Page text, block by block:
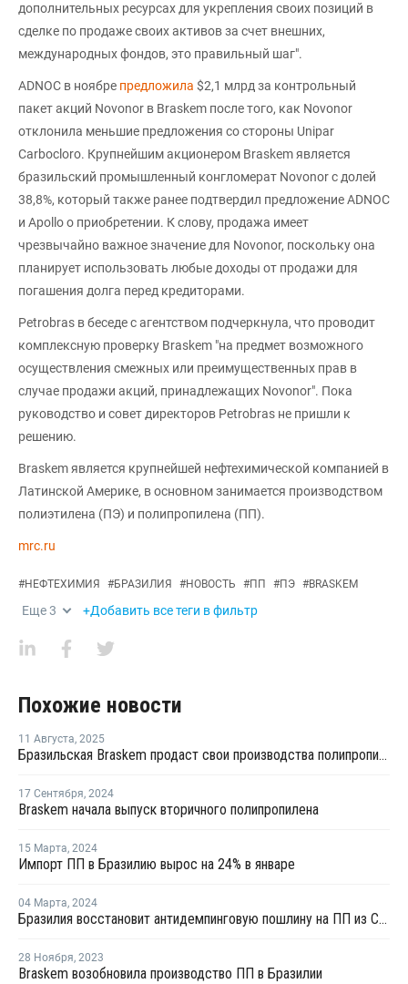
дополнительных ресурсах для укрепления своих позиций в
сделке по продаже своих активов за счет внешних,
международных фондов, это правильный шаг".
ADNOC в ноябре предложила $2,1 млрд за контрольный
пакет акций Novonor в Braskem после того, как Novonor
отклонила меньшие предложения со стороны Unipar
Carbocloro. Крупнейшим акционером Braskem является
бразильский промышленный конгломерат Novonor с долей
38,8%, который также ранее подтвердил предложение ADNOC
и Apollo о приобретении. К слову, продажа имеет
чрезвычайно важное значение для Novonor, поскольку она
планирует использовать любые доходы от продажи для
погашения долга перед кредиторами.
Petrobras в беседе с агентством подчеркнула, что проводит
комплексную проверку Braskem "на предмет возможного
осуществления смежных или преимущественных прав в
случае продажи акций, принадлежащих Novonor". Пока
руководство и совет директоров Petrobras не пришли к
решению.
Braskem является крупнейшей нефтехимической компанией в
Латинской Америке, в основном занимается производством
полиэтилена (ПЭ) и полипропилена (ПП).
mrc.ru
#НЕФТЕХИМИЯ #БРАЗИЛИЯ #НОВОСТЬ #ПП #ПЭ #BRASKEM
Еще3 +Добавить все теги в фильтр
Похожие новости
11 Августа, 2025
Бразильская Braskem продаст свои производства полипропилена в США
17 Сентября, 2024
Braskem начала выпуск вторичного полипропилена
15 Марта, 2024
Импорт ПП в Бразилию вырос на 24% в январе
04 Марта, 2024
Бразилия восстановит антидемпинговую пошлину на ПП из США
28 Ноября, 2023
Braskem возобновила производство ПП в Бразилии